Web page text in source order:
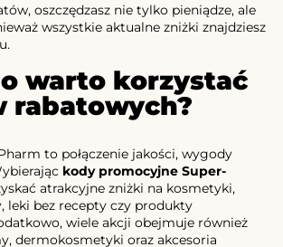
oszczędzasz nie tylko pieniądze, ale
wszystkie aktualne zniżki znajdziesz
warto korzystać
rabatowych?
to połączenie jakości, wygody
kody promocyjne Super-
atrakcyjne zniżki na kosmetyki,
leki bez recepty czy produkty
wiele akcji obejmuje również
dermokosmetyki oraz akcesoria